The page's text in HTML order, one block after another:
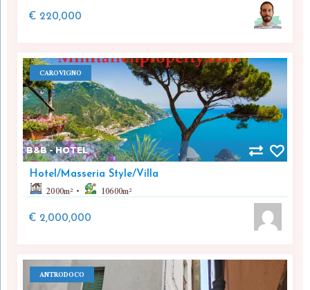
€ 220,000
CAROVIGNO
B&B - HOTEL
Hotel/Masseria Style/Villa
2000m² 10600m²
€ 2,000,000
ANTRODOCO